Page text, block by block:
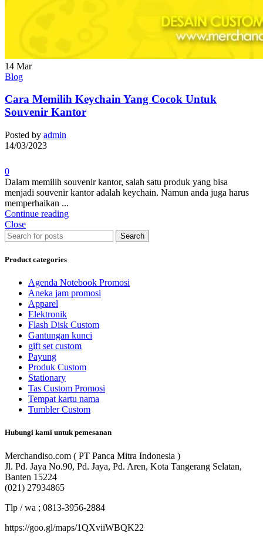
14 Mar
Blog
Cara Memilih Keychain Yang Cocok Untuk
Souvenir Kantor
Posted by admin
14/03/2023
0
Dalam memilih souvenir kantor, salah satu produk yang bisa
menjadi souvenir kantor adalah keychain. Namun anda juga harus
memperhaikan ...
Continue reading
Close
Search
Product categories
Agenda Notebook Promosi
Aneka jam promosi
Apparel
Elektronik
Flash Disk Custom
Gantungan kunci
gift set custom
Payung
Produk Custom
Stationary
Tas Custom Promosi
Tempat kartu nama
Tumbler Custom
Hubungi kami untuk pemesanan
Merchandiso.com ( PT Panca Mitra Indonesia )
Jl. Pd. Jaya No.90, Pd. Jaya, Pd. Aren, Kota Tangerang Selatan,
Banten 15224
(021) 27934865
Tlp / wa ; 0813-3956-2884
https://goo.gl/maps/1QXviiWBQK22